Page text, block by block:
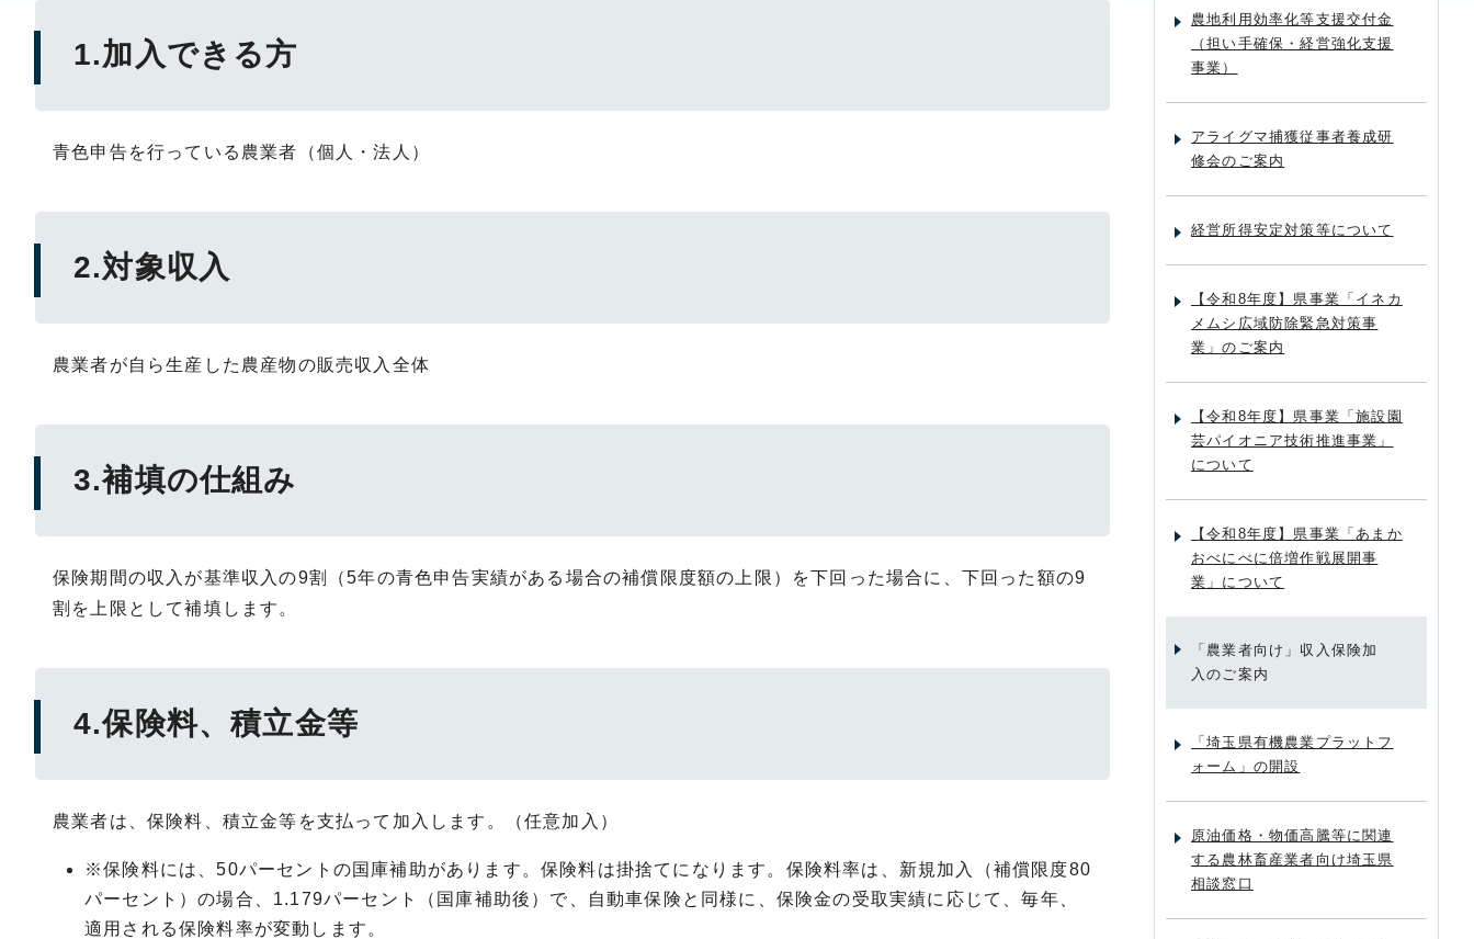
1.加入できる方
青色申告を行っている農業者（個人・法人）
2.対象収入
農業者が自ら生産した農産物の販売収入全体
3.補填の仕組み
保険期間の収入が基準収入の9割（5年の青色申告実績がある場合の補償限度額の上限）を下回った場合に、下回った額の9
割を上限として補填します。
4.保険料、積立金等
農業者は、保険料、積立金等を支払って加入します。（任意加入）
※保険料には、50パーセントの国庫補助があります。保険料は掛捨てになります。保険料率は、新規加入（補償限度80
パーセント）の場合、1.179パーセント（国庫補助後）で、自動車保険と同様に、保険金の受取実績に応じて、毎年、
適用される保険料率が変動します。
農地利用効率化等支援交付金
（担い手確保・経営強化支援
事業）
アライグマ捕獲従事者養成研
修会のご案内
経営所得安定対策等について
【令和8年度】県事業「イネカ
メムシ広域防除緊急対策事
業」のご案内
【令和8年度】県事業「施設園
芸パイオニア技術推進事業」
について
【令和8年度】県事業「あまか
おべにべに倍増作戦展開事
業」について
「農業者向け」収入保険加
入のご案内
「埼玉県有機農業プラットフ
ォーム」の開設
原油価格・物価高騰等に関連
する農林畜産業者向け埼玉県
相談窓口